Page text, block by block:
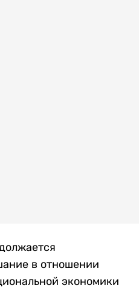
в отношении
экономики